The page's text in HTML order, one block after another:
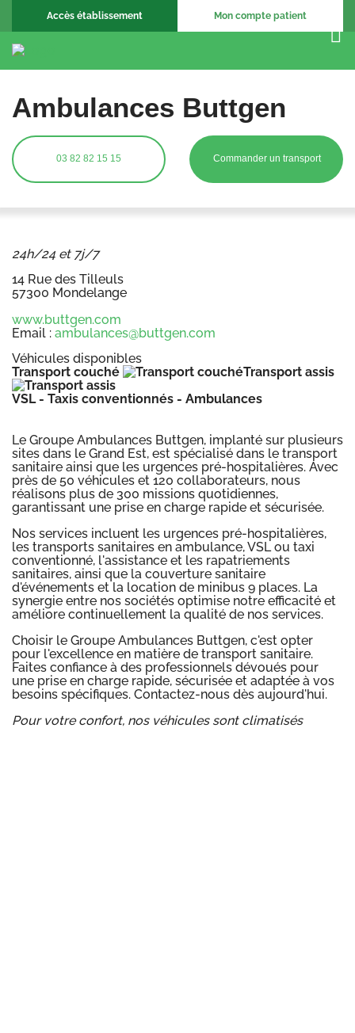
Accès établissement Mon compte patient
Ambulances Buttgen
03 82 82 15 15 Commander un transport
24h/24 et 7j/7
14 Rue des Tilleuls
57300 Mondelange
www.buttgen.com
Email : ambulances@buttgen.com
Véhicules disponibles
Transport couché
Transport assis
VSL - Taxis conventionnés - Ambulances
Le Groupe Ambulances Buttgen, implanté sur plusieurs
sites dans le Grand Est, est spécialisé dans le transport
sanitaire ainsi que les urgences pré-hospitalières. Avec
près de 50 véhicules et 120 collaborateurs, nous
réalisons plus de 300 missions quotidiennes,
garantissant une prise en charge rapide et sécurisée.
Nos services incluent les urgences pré-hospitalières,
les transports sanitaires en ambulance, VSL ou taxi
conventionné, l'assistance et les rapatriements
sanitaires, ainsi que la couverture sanitaire
d'événements et la location de minibus 9 places. La
synergie entre nos sociétés optimise notre efficacité et
améliore continuellement la qualité de nos services.
Choisir le Groupe Ambulances Buttgen, c'est opter
pour l'excellence en matière de transport sanitaire.
Faites confiance à des professionnels dévoués pour
une prise en charge rapide, sécurisée et adaptée à vos
besoins spécifiques. Contactez-nous dès aujourd'hui.
Pour votre confort, nos véhicules sont climatisés